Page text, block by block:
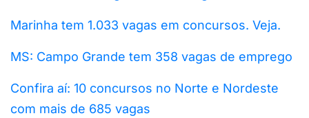
Marinha tem 1.033 vagas em concursos. Veja.
MS: Campo Grande tem 358 vagas de emprego
Confira aí: 10 concursos no Norte e Nordeste
com mais de 685 vagas